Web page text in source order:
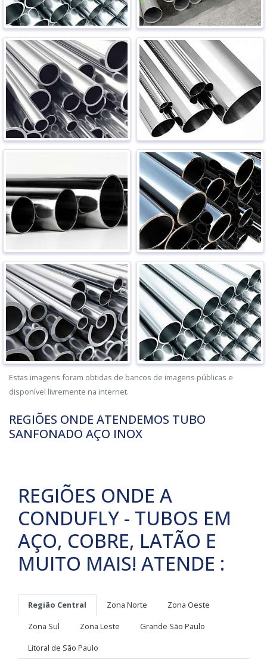
Estas imagens foram obtidas de bancos de imagens públicas e
disponível livremente na internet.
REGIÕES ONDE ATENDEMOS TUBO
SANFONADO AÇO INOX
REGIÕES ONDE A
CONDUFLY - TUBOS EM
AÇO, COBRE, LATÃO E
MUITO MAIS! ATENDE :
Região Central Zona Norte
Zona Oeste
Zona Sul
Zona Leste
Grande São Paulo
Litoral de São Paulo